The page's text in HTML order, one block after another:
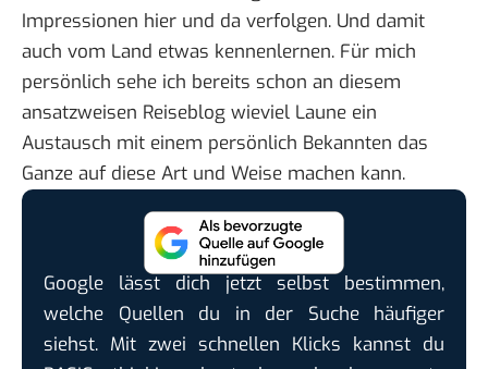
Impressionen hier und da verfolgen. Und damit
auch vom Land etwas kennenlernen. Für mich
persönlich sehe ich bereits schon an diesem
ansatzweisen Reiseblog wieviel Laune ein
Austausch mit einem persönlich Bekannten das
Ganze auf diese Art und Weise machen kann.
Google lässt dich jetzt selbst bestimmen,
welche Quellen du in der Suche häufiger
siehst. Mit zwei schnellen Klicks kannst du